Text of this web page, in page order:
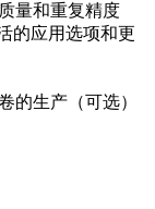
量和重复精度
的应用选项和更
的生产（可选）